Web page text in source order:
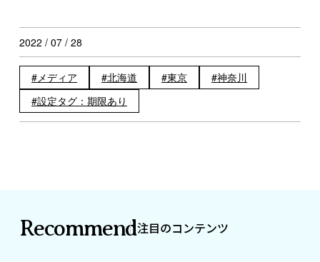
2022 / 07 / 28
メディア 北海道 東京
神奈川
設定タグ：期限あり
Recommend注目のコンテンツ